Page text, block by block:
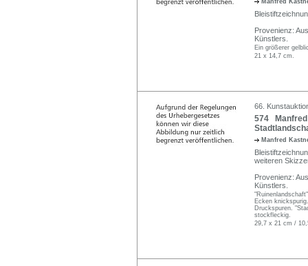
Provenienz:
Künstlers.
Ein größerer
21 x 14,7 cm.
66.
574 Manfred
Manfred
weiteren
Provenienz:
Künstlers.
Ecken
Druckspuren.
stockfleckig.
29,7 x 21 cm /